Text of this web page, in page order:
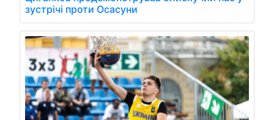
зустрічі проти Осасуни